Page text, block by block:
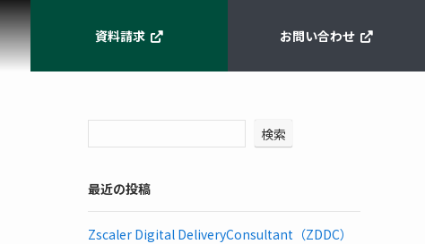
資料請求 お問い合わせ
検索
最近の投稿
Zscaler Digital DeliveryConsultant（ZDDC）